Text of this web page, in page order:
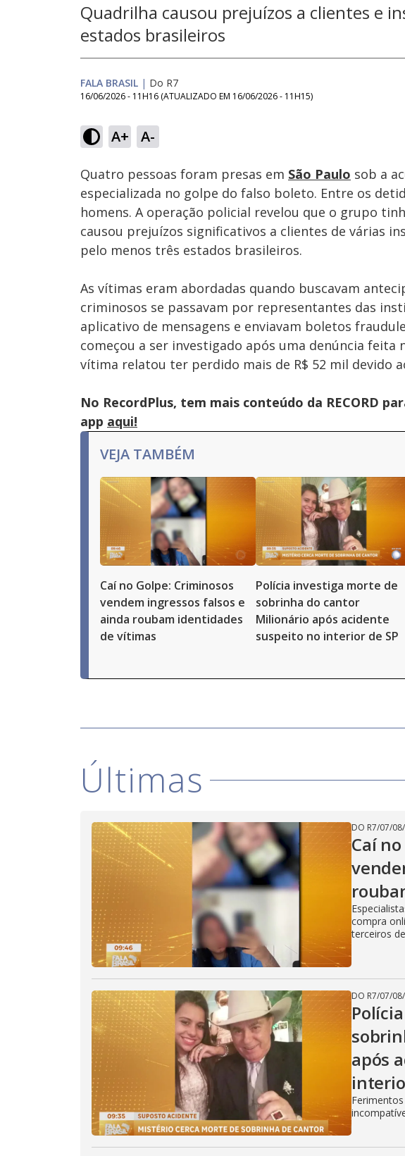
Quadrilha causou prejuízos a clientes e
estados brasileiros
FALA BRASIL | Do R7
16/06/2026 - 11H16 (ATUALIZADO EM 16/06/2026 - 11H15)
A+ A-
Ativar
Som
Quatro pessoas foram presas em São Paulo sob a
especializada no golpe do falso boleto. Entre os
homens. A operação policial revelou que o grupo
causou prejuízos significativos a clientes de várias
pelo menos três estados brasileiros.
As vítimas eram abordadas quando buscavam
criminosos se passavam por representantes das
aplicativo de mensagens e enviavam boletos
começou a ser investigado após uma denúncia feita
vítima relatou ter perdido mais de R$ 52 mil devido
No RecordPlus, tem mais conteúdo da RECORD
app aqui!
VEJA TAMBÉM
Caí no Golpe: Criminosos
vendem ingressos falsos e
ainda roubam identidades
de vítimas
Polícia investiga morte de
sobrinha do cantor
Milionário após acidente
suspeito no interior de SP
Últimas
DO R7/07/
Caí
compra
terceiros
DO R7/07/
após